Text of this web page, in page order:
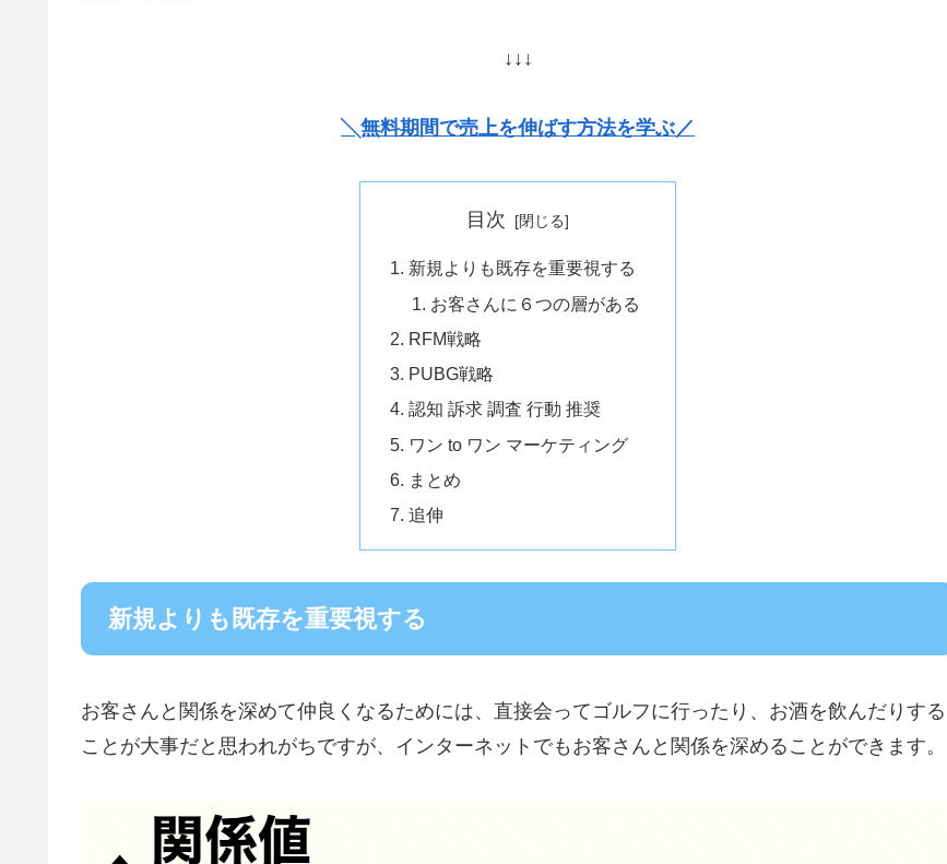
↓↓↓
╲無料期間で売上を伸ばす方法を学ぶ／
目次
新規よりも既存を重要視する
お客さんに６つの層がある
RFM戦略
PUBG戦略
認知 訴求 調査 行動 推奨
ワン to ワン マーケティング
まとめ
追伸
新規よりも既存を重要視する
お客さんと関係を深めて仲良くなるためには、直接会ってゴルフに行ったり、お酒を飲んだりする
ことが大事だと思われがちですが、インターネットでもお客さんと関係を深めることができます。